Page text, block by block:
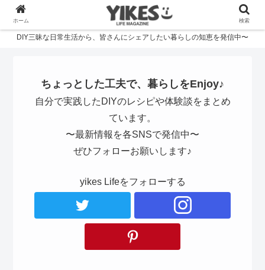
DIY三昧な日常生活から、皆さんにシェアしたい暮らしの知恵を発信中〜
ちょっとした工夫で、暮らしをEnjoy♪
自分で実践したDIYのレシピや体験談をまとめ
ています。
〜最新情報を各SNSで発信中〜
ぜひフォローお願いします♪
yikes Lifeをフォローする
ホーム 検索